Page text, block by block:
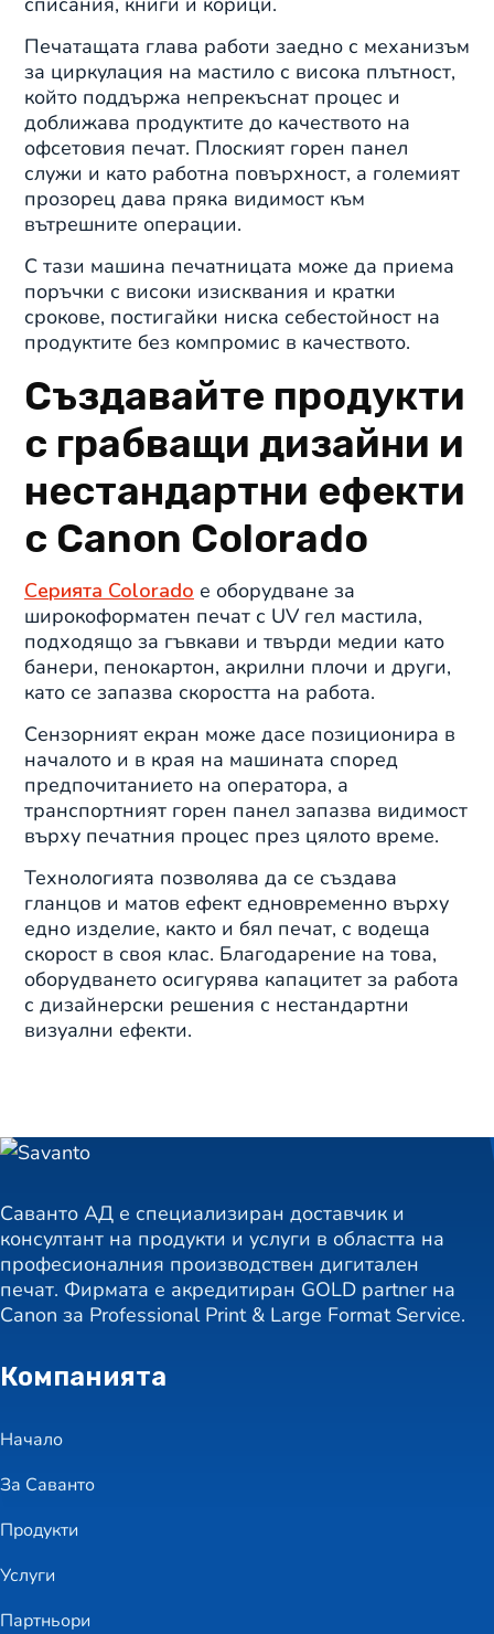
Печатащата глава работи заедно с механизъм
за циркулация на мастило с висока плътност,
който поддържа непрекъснат процес и
доближава продуктите до качеството на
офсетовия печат. Плоският горен панел
служи и като работна повърхност, а големият
прозорец дава пряка видимост към
вътрешните операции.
С тази машина печатницата може да приема
поръчки с високи изисквания и кратки
срокове, постигайки ниска себестойност на
продуктите без компромис в качеството.
Създавайте продукти
с грабващи дизайни и
нестандартни ефекти
с Canon Colorado
Серията Colorado е оборудване за
широкоформатен печат с UV гел мастила,
подходящо за гъвкави и твърди медии като
банери, пенокартон, акрилни плочи и други,
като се запазва скоростта на работа.
Сензорният екран може дасе позиционира в
началото и в края на машината според
предпочитанието на оператора, а
транспортният горен панел запазва видимост
върху печатния процес през цялото време.
Технологията позволява да се създава
гланцов и матов ефект едновременно върху
едно изделие, както и бял печат, с водеща
скорост в своя клас. Благодарение на това,
оборудването осигурява капацитет за работа
с дизайнерски решения с нестандартни
визуални ефекти.
Саванто АД е специализиран доставчик и
консултант на продукти и услуги в областта на
професионалния производствен дигитален
печат. Фирмата е акредитиран GOLD partner на
Canon за Professional Print & Large Format Service.
Компанията
Начало
За Саванто
Продукти
Услуги
Партньори